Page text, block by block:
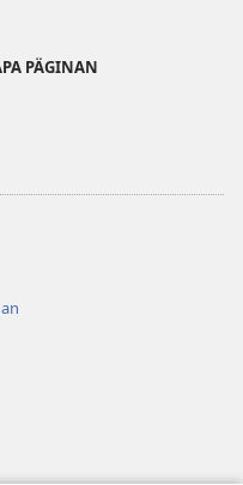
PÄGINAN